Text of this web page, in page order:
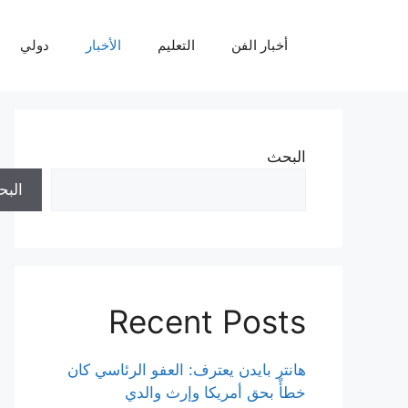
أخبار الفن التعليم الأخبار دولي
البحث
Recent Posts
هانتر بايدن يعترف: العفو الرئاسي كان
خطأً بحق أمريكا وإرث والدي